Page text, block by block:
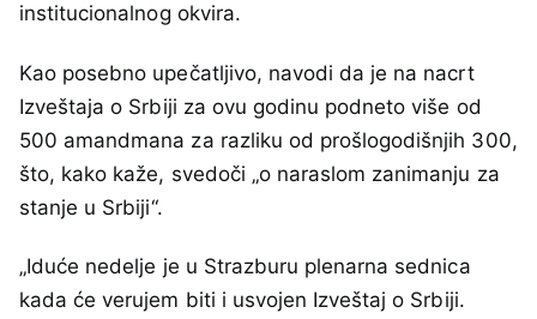
institucionalnog okvira.
Kao posebno upečatljivo, navodi da je na nacrt
Izveštaja o Srbiji za ovu godinu podneto više od
500 amandmana za razliku od prošlogodišnjih 300,
što, kako kaže, svedoči „o naraslom zanimanju za
stanje u Srbiji“.
„Iduće nedelje je u Strazburu plenarna sednica
kada će verujem biti i usvojen Izveštaj o Srbiji.